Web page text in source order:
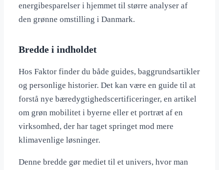
energibesparelser i hjemmet til større analyser af
den grønne omstilling i Danmark.
Bredde i indholdet
Hos Faktor finder du både guides, baggrundsartikler
og personlige historier. Det kan være en guide til at
forstå nye bæredygtighedscertificeringer, en artikel
om grøn mobilitet i byerne eller et portræt af en
virksomhed, der har taget springet mod mere
klimavenlige løsninger.
Denne bredde gør mediet til et univers, hvor man